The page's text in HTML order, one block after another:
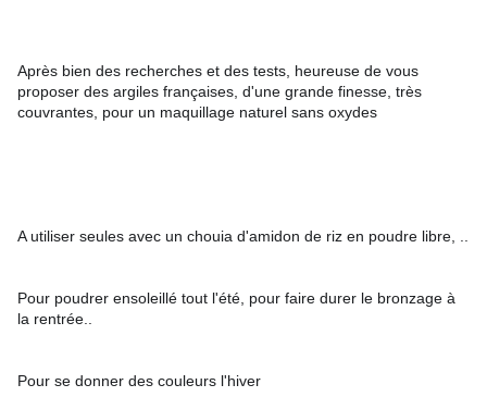
Après bien des recherches et des tests, heureuse de vous
proposer des argiles françaises, d'une grande finesse, très
couvrantes, pour un maquillage naturel sans oxydes
A utiliser seules avec un chouia d'amidon de riz en poudre libre, ..
Pour poudrer ensoleillé tout l'été, pour faire durer le bronzage à
la rentrée..
Pour se donner des couleurs l'hiver